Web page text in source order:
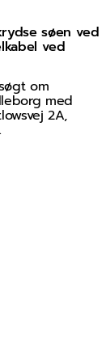
søen ved
ved
om
med
2A,